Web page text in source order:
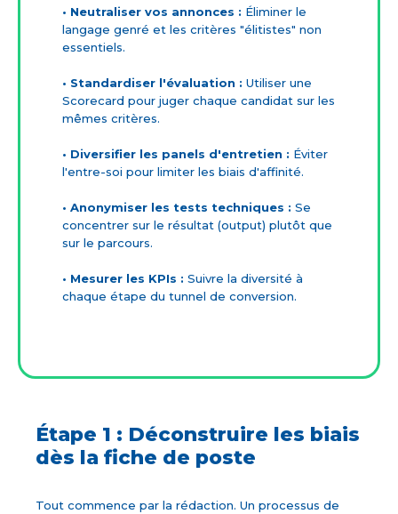
• Neutraliser vos annonces : Éliminer le
langage genré et les critères "élitistes" non
essentiels.
• Standardiser l'évaluation : Utiliser une
Scorecard pour juger chaque candidat sur les
mêmes critères.
• Diversifier les panels d'entretien : Éviter
l'entre-soi pour limiter les biais d'affinité.
• Anonymiser les tests techniques :Se
concentrer sur le résultat (output) plutôt que
sur le parcours.
• Mesurer les KPIs :Suivre la diversité à
chaque étape du tunnel de conversion.
Étape 1 : Déconstruire les biais
dès la fiche de poste
Tout commence par la rédaction. Un processus de